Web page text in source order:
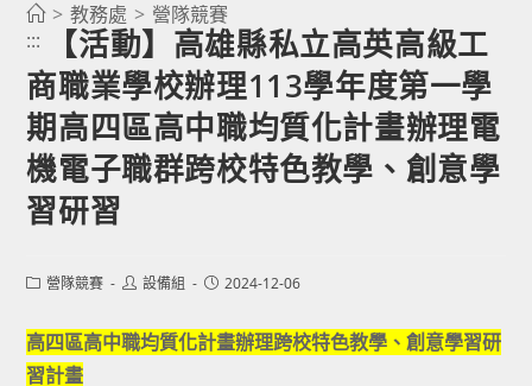
> 教務處 > 營隊競賽
:::
【活動】高雄縣私立高英高級工
商職業學校辦理113學年度第一學
期高四區高中職均質化計畫辦理電
機電子職群跨校特色教學、創意學
習研習
Post營隊競賽
Post設備組
Post2024-12-06
高四區高中職均質化計畫辦理跨校特色教學、創意學習研
習計畫